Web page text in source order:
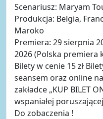
Scenariusz: Maryam
Produkcja: Belgia,
Maroko
Premiera: 29 sierpnia
2026 (Polska premiera
Bilety w cenie 15 zł
seansem oraz online
zakładce „KUP BILET
wspaniałej
Do zobaczenia !